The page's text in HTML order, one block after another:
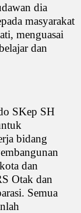
dia
masyarakat
menguasai
dan
SKep SH
bidang
dan
Otak dan
Semua